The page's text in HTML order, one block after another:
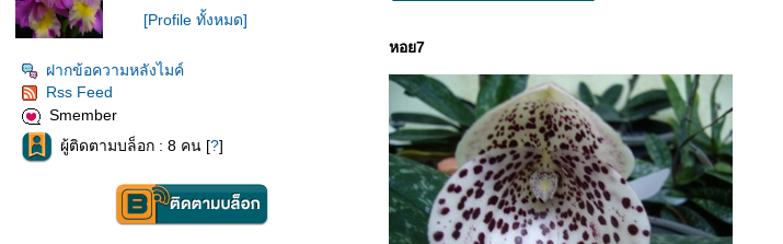
[Profile ทั้งหมด]
ฝากข้อความหลังไมค์
Rss Feed
Smember
ผู้ติดตามบล็อก : 8 คน [?]
หอย7